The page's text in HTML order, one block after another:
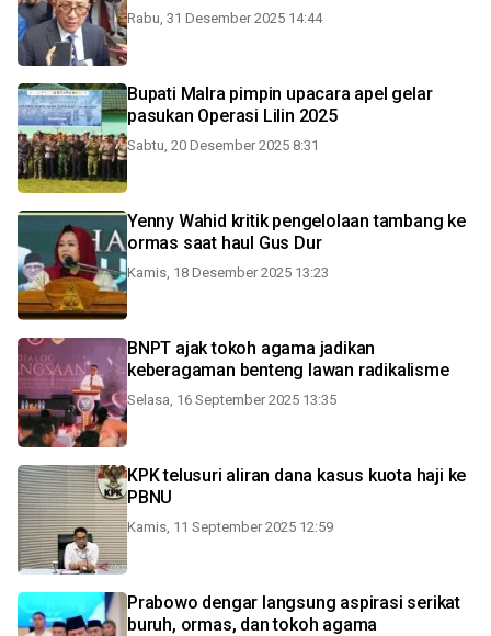
Rabu, 31 Desember 2025 14:44
Bupati Malra pimpin upacara apel gelar
pasukan Operasi Lilin 2025
Sabtu, 20 Desember 2025 8:31
Yenny Wahid kritik pengelolaan tambang ke
ormas saat haul Gus Dur
Kamis, 18 Desember 2025 13:23
BNPT ajak tokoh agama jadikan
keberagaman benteng lawan radikalisme
Selasa, 16 September 2025 13:35
KPK telusuri aliran dana kasus kuota haji ke
PBNU
Kamis, 11 September 2025 12:59
Prabowo dengar langsung aspirasi serikat
buruh, ormas, dan tokoh agama